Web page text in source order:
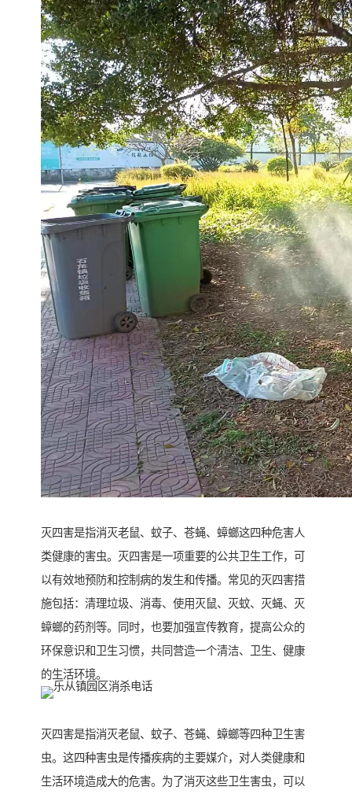
灭四害是指消灭老鼠、蚊子、苍蝇、蟑螂这四种危害人
类健康的害虫。灭四害是一项重要的公共卫生工作，可
以有效地预防和控制病的发生和传播。常见的灭四害措
施包括：清理垃圾、消毒、使用灭鼠、灭蚊、灭蝇、灭
蟑螂的药剂等。同时，也要加强宣传教育，提高公众的
环保意识和卫生习惯，共同营造一个清洁、卫生、健康
的生活环境。
灭四害是指消灭老鼠、蚊子、苍蝇、蟑螂等四种卫生害
虫。这四种害虫是传播疾病的主要媒介，对人类健康和
生活环境造成大的危害。为了消灭这些卫生害虫，可以